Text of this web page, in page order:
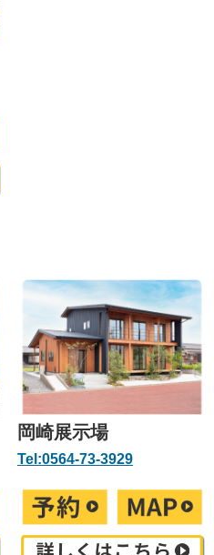
岡崎展示場
Tel:0564-73-3929